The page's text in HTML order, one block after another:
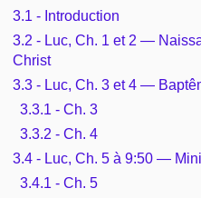
3.1 - Introduction
3.2 - Luc, Ch. 1 et 2 —
Christ
3.3 - Luc, Ch. 3 et 4 —
3.3.1 - Ch. 3
3.3.2 - Ch. 4
3.4 - Luc, Ch. 5 à 9:50 —
3.4.1 - Ch. 5